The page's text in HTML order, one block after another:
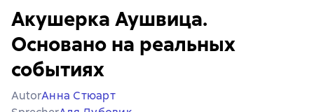
Акушерка Аушвица.
Основано на реальных
событиях
AutorАнна Стюарт